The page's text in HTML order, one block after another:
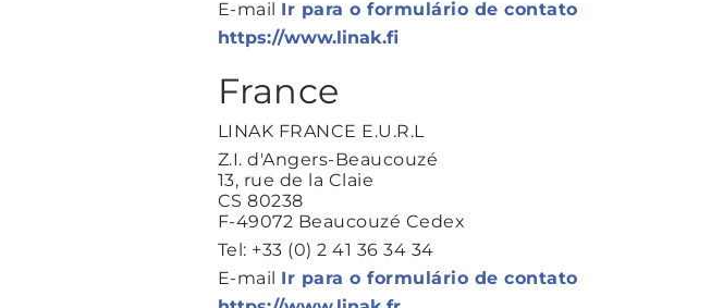
E-mail Ir para o formulário de contato
https://www.linak.fi
France
LINAK FRANCE E.U.R.L
Z.I. d'Angers-Beaucouzé
13, rue de la Claie
CS 80238
F-49072 Beaucouzé Cedex
Tel: +33 (0) 2 41 36 34 34
E-mail Ir para o formulário de contato